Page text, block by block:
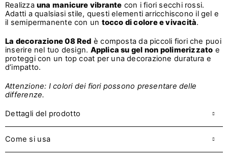
Realizza una manicure vibrante con i fiori secchi rossi.
Adatti a qualsiasi stile, questi elementi arricchiscono il gel e
il semipermanente con un tocco di colore e vivacità.
La decorazione 08 Red è composta da piccoli fiori che puoi
inserire nel tuo design. Applica su gel non polimerizzato e
proteggi con un top coat per una decorazione duratura e
d’impatto.
Attenzione: I colori dei fiori possono presentare delle
differenze.
Dettagli del prodotto
Come si usa